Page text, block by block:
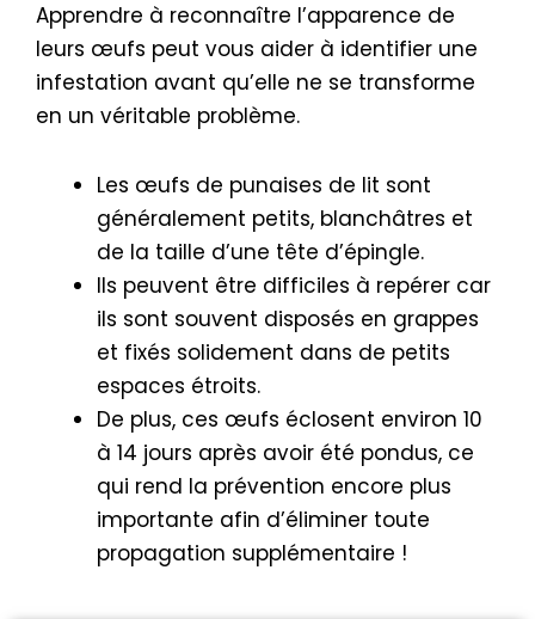
Apprendre à reconnaître l’apparence de
leurs œufs peut vous aider à identifier une
infestation avant qu’elle ne se transforme
en un véritable problème.
Les œufs de punaises de lit sont
généralement petits, blanchâtres et
de la taille d’une tête d’épingle.
Ils peuvent être difficiles à repérer car
ils sont souvent disposés en grappes
et fixés solidement dans de petits
espaces étroits.
De plus, ces œufs éclosent environ 10
à 14 jours après avoir été pondus, ce
qui rend la prévention encore plus
importante afin d’éliminer toute
propagation supplémentaire !